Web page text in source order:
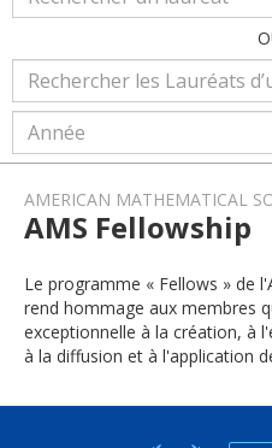
AMERICAN MATHEMATICAL
AMS Fellowship
Le programme « Fellows » de
rend hommage aux membres
exceptionnelle à la création, à
à la diffusion et à l'application